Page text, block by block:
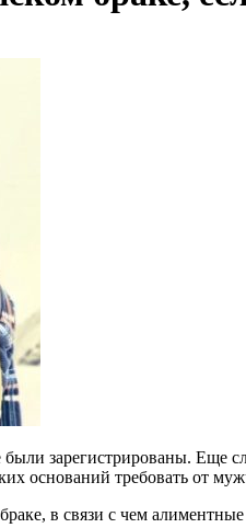
зарегистрированы. Еще
оснований требовать от
в связи с чем алиментные